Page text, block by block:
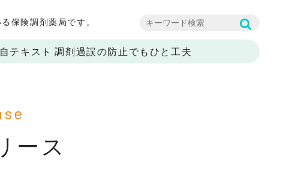
保険調剤薬局です。
テキスト 調剤過誤の防止でもひと工夫
ース